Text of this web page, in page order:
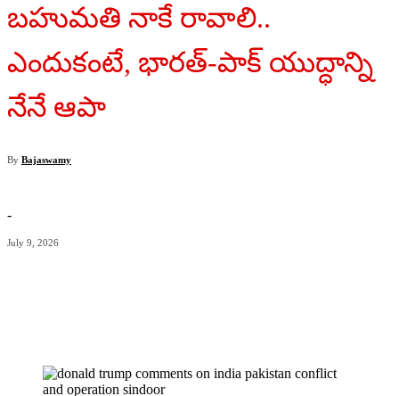
బహుమతి నాకే రావాలి..
ఎందుకంటే, భారత్-పాక్ యుద్ధాన్ని
నేనే ఆపా
By Bajaswamy
-
July 9, 2026